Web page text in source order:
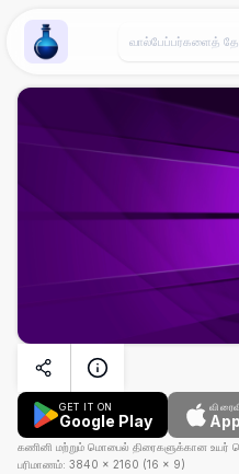
Wallpaper Alchemy
GET IT ON
Google Play
கணினி மற்றும் மொபைல் திரைகளுக்கான உயர்
பரிமாணம்: 3840 × 2160 (16 × 9)